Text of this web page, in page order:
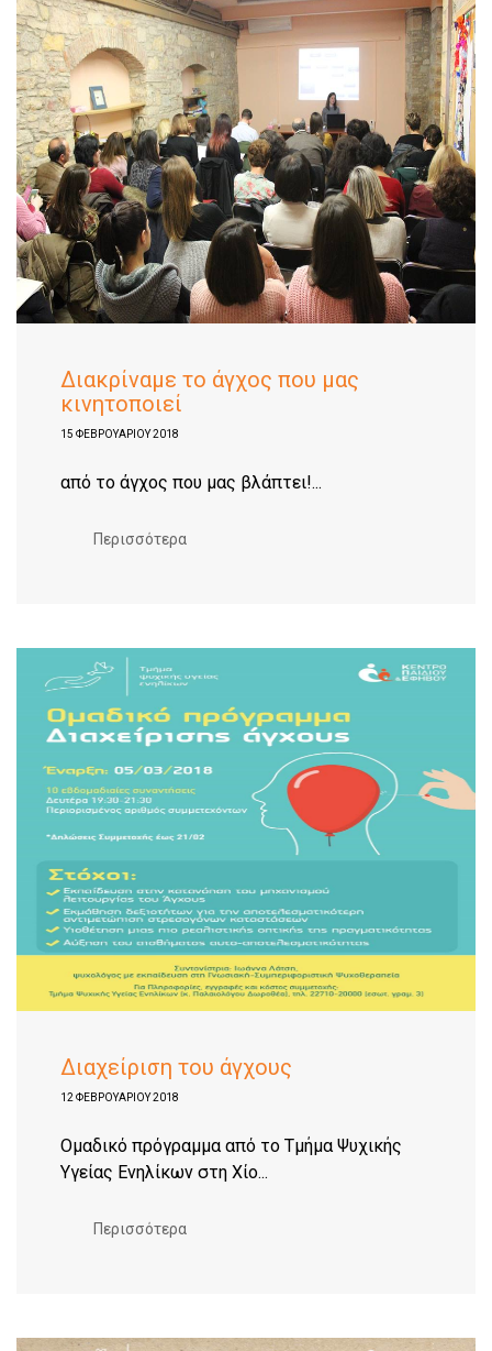
Διακρίναμε το άγχος που μας
κινητοποιεί
15 ΦΕΒΡΟΥΑΡΊΟΥ 2018
από το άγχος που μας βλάπτει!...
Περισσότερα
Διαχείριση του άγχους
12 ΦΕΒΡΟΥΑΡΊΟΥ 2018
Ομαδικό πρόγραμμα από το Τμήμα Ψυχικής
Υγείας Ενηλίκων στη Χίο...
Περισσότερα